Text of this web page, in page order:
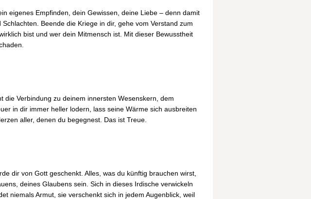
eigenes Empfinden, dein Gewissen, deine Liebe – denn damit
Beende die Kriege in dir, gehe vom Verstand zum
bist und wer dein Mitmensch ist. Mit dieser Bewusstheit
die Verbindung zu deinem innersten Wesenskern, dem
in dir immer heller lodern, lass seine Wärme sich ausbreiten
aller, denen du begegnest. Das ist Treue.
dir von Gott geschenkt. Alles, was du künftig brauchen wirst,
deines Glaubens sein. Sich in dieses Irdische verwickeln
niemals Armut, sie verschenkt sich in jedem Augenblick, weil